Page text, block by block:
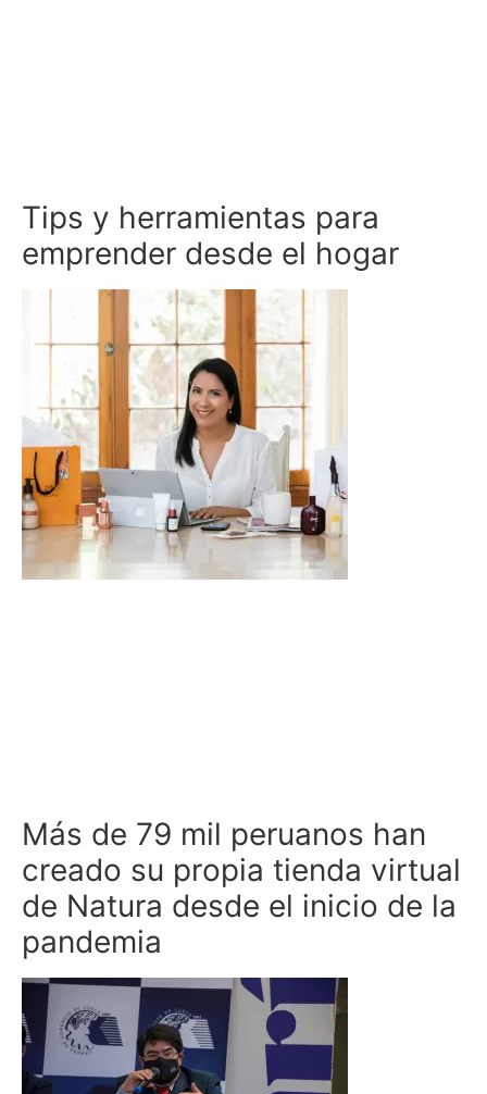
Tips y herramientas para
emprender desde el hogar
Más de 79 mil peruanos han
creado su propia tienda virtual
de Natura desde el inicio de la
pandemia